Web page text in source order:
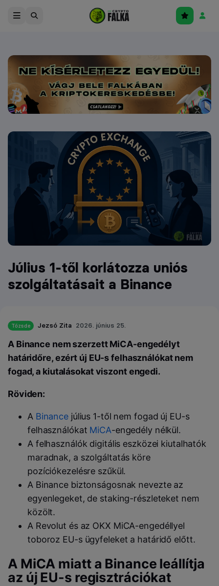
Július 1-től korlátozza uniós
szolgáltatásait a Binance
Tőzsde Jezsó Zita 2026. június 25.
A Binance nem szerzett MiCA-engedélyt
határidőre, ezért új EU-s felhasználókat nem
fogad, a kiutalásokat viszont engedi.
Röviden:
A Binance július 1-től nem fogad új EU-s
felhasználókat MiCA-engedély nélkül.
A felhasználók digitális eszközei kiutalhatók
maradnak, a szolgáltatás köre
pozíciókezelésre szűkül.
A Binance biztonságosnak nevezte az
egyenlegeket, de staking-részleteket nem
közölt.
A Revolut és az OKX MiCA-engedéllyel
toboroz EU-s ügyfeleket a határidő előtt.
A MiCA miatt a Binance leállítja
az új EU-s regisztrációkat